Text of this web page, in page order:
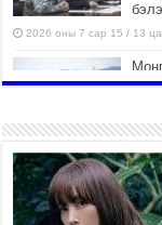
2026 оны 7 сар 15 / 13